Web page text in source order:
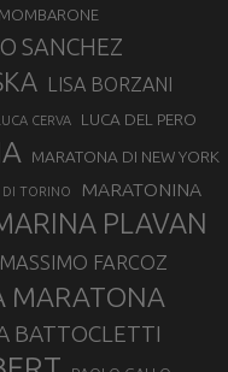
SANCHEZ
LISA BORZANI
CERVA LUCA DEL PERO
MARATONA DI NEW YORK
TORINO MARATONINA
PLAVAN
MASSIMO FARCOZ
MARATONA
BATTOCLETTI